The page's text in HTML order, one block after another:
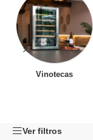
Vinotecas
Ver filtros